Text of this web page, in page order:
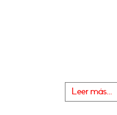
Leer más...